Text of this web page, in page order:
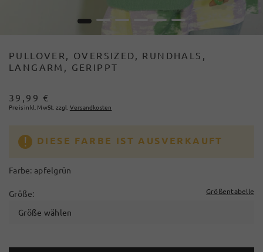
1 2 3 5 6
PULLOVER, OVERSIZED, RUNDHALS,
LANGARM, GERIPPT
39,99 €
Preis inkl. MwSt. zzgl. Versandkosten
DIESE FARBE IST AUSVERKAUFT
Farbe: apfelgrün
Größe: Größentabelle
Größe wählen